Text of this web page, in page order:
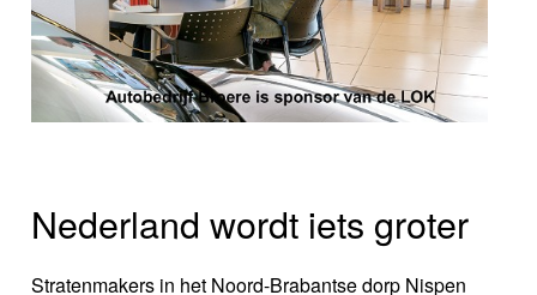
Nederland wordt iets groter
Stratenmakers in het Noord-Brabantse dorp Nispen